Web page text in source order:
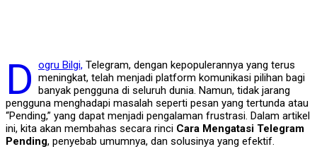
D ogru Bilgi, Telegram, dengan kepopulerannya yang terus
meningkat, telah menjadi platform komunikasi pilihan bagi
banyak pengguna di seluruh dunia. Namun, tidak jarang
pengguna menghadapi masalah seperti pesan yang tertunda atau
“Pending,” yang dapat menjadi pengalaman frustrasi. Dalam artikel
ini, kita akan membahas secara rinci Cara Mengatasi Telegram
Pending, penyebab umumnya, dan solusinya yang efektif.